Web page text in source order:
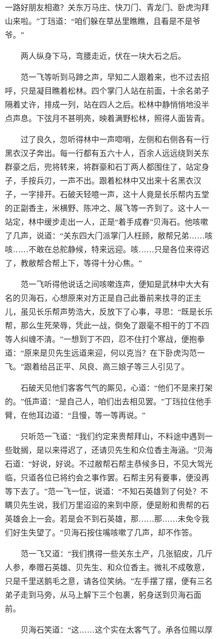
一路好朋友相邀？关东万马庄、快刀门、青龙门、卧虎沟拜
山来啦。”丁珰道：“咱们躲在草丛里瞧瞧，且看是不是爷
爷。”
两人纵身下马，弯腰走近，伏在一块大石之后。
范一飞等听到马蹄之声，早知二人跟着来，也不过去招
呼，只是凝目瞧着松林。四个掌门人站在前面，十余名弟子
隔着丈许，排成一列，站在四人之后。松林中静悄悄地没半
点声息。下弦月不甚明亮，映着满野松林，照得人面皆青。
过了良久，忽听得林中一声唿哨，左侧和右侧各有一行
黑衣汉子奔出。每一行都有五六十人，百余人远远绕到关东
群豪之后，兜将转来，将群豪和石丁两人都围住了，站定身
子，手按兵刃，一声不出。跟着松林中又出来十名黑衣汉
子，一字排开。石破天轻噫一声，这十人竟是长乐帮内五堂
的正副香主，米横野、陈冲之、展飞等一齐到了。这十人一
站定，林中缓步走出一人，正是“着手成春”贝海石。他咳嗽
了几声，说道：“关东四大门派掌门人枉顾，敝帮兄弟……咳
咳……不敢在总舵静候，特来远迎。咳……只是各位来得迟
了，教敝帮合帮上下，等得十分心焦。”
范一飞听得他说话之间咳嗽连声，便知是武林中大大有
名的贝海石，心想原来对方正是自己此番前来找寻的正主
儿，虽见长乐帮声势浩大，反放下了心事，寻思：“既是长乐
帮，那么生死荣辱，凭此一战，倒免了跟毫不相干的丁不四
等人纠缠不清。”一想到丁不四，忍不住打个寒战，便抱拳
道：“原来是贝先生远道来迎，何以克当？在下卧虎沟范一
飞。”跟着给吕正平、风良、高三娘子等三人引见了。
石破天见他们客客气气的厮见，心道：“他们不是来打架
的。”低声道：“是自己人，咱们出去相见罢。”丁珰拉住他手
臂，在他耳边道：“且慢，等一等再说。”
只听范一飞道：“我们约定来贵帮拜山，不料途中遇到一
些耽搁，是以来得迟了，还请贝先生和众位香主海涵。”贝海
石道：“好说，好说。不过敝帮石帮主恭候多日，不见大驾光
临，只道各位已将约会之事作罢。石帮主另有要事，便没再
等下去了。”范一飞一怔，说道：“不知石英雄到了何处？不
瞒贝先生说，我们万里迢迢的来到中原，便是盼和贵帮的石
英雄会上一会。若是会不到石英雄，那……那……未免令我
们好生失望了。”贝海石按住嘴咳嗽了几声，却不作答。
范一飞又道：“我们携得一些关东土产，几张貂皮，几斤
人参，奉赠石英雄、贝先生、和众位香主。微礼不成敬意，
只是千里送鹅毛之意，请各位笑纳。”左手摆了摆，便有三名
弟子走到马旁，从马上解下三个包裹，躬身送到贝海石面
前。
贝海石笑道：“这……这个实在太客气了。承各位赐以厚